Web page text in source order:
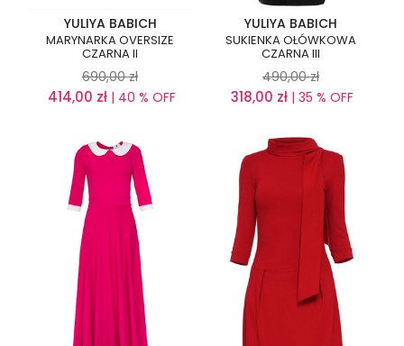
YULIYA BABICH
MARYNARKA OVERSIZE
CZARNA II
690,00 zł
414,00 zł| 40 % OFF
YULIYA BABICH
SUKIENKA OŁÓWKOWA
CZARNA III
490,00 zł
318,00 zł | 35 % OFF